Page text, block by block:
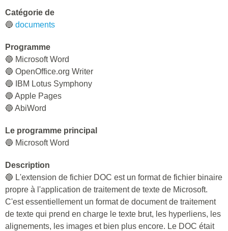
Catégorie de
🔵 documents
Programme
🔵 Microsoft Word
🔵 OpenOffice.org Writer
🔵 IBM Lotus Symphony
🔵 Apple Pages
🔵 AbiWord
Le programme principal
🔵 Microsoft Word
Description
🔵 L'extension de fichier DOC est un format de fichier binaire
propre à l'application de traitement de texte de Microsoft.
C'est essentiellement un format de document de traitement
de texte qui prend en charge le texte brut, les hyperliens, les
alignements, les images et bien plus encore. Le DOC était